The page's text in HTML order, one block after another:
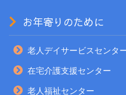
お年寄りのために
老人デイサービスセンタ
在宅介護支援センター
老人福祉センター